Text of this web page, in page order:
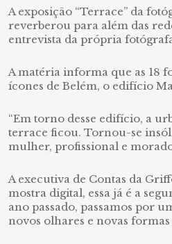
A exposição “Terrace” da
reverberou para além das
entrevista da própria
A matéria informa que as 18
ícones de Belém, o edifício
“Em torno desse edifício, a
terrace ficou. Tornou-se
mulher, profissional e
A executiva de Contas da
mostra digital, essa já é a
ano passado, passamos por
novos olhares e novas formas